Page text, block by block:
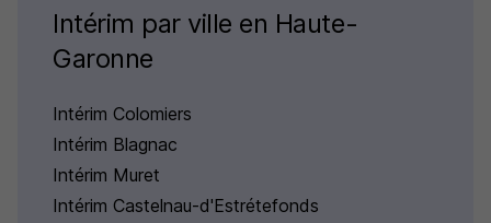
Intérim par ville en Haute-
Garonne
Intérim Colomiers
Intérim Blagnac
Intérim Muret
Intérim Castelnau-d'Estrétefonds